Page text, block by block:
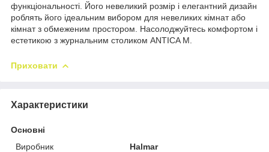
функціональності. Його невеликий розмір і елегантний дизайн
роблять його ідеальним вибором для невеликих кімнат або
кімнат з обмеженим простором. Насолоджуйтесь комфортом і
естетикою з журнальним столиком ANTICA M.
Приховати
Характеристики
Основні
Виробник
Halmar